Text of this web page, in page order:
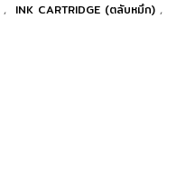
, INK CARTRIDGE (ตลับหมึก) ,